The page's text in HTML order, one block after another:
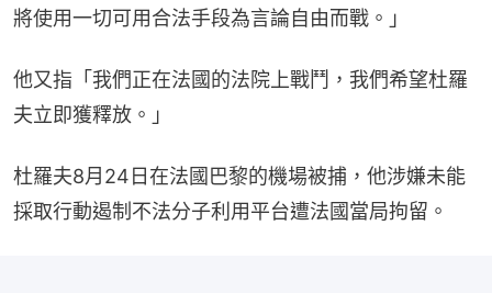
將使用一切可用合法手段為言論自由而戰。」
他又指「我們正在法國的法院上戰鬥，我們希望杜羅
夫立即獲釋放。」
杜羅夫8月24日在法國巴黎的機場被捕，他涉嫌未能
採取行動遏制不法分子利用平台遭法國當局拘留。